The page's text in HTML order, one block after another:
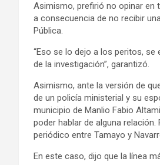
Asimismo, prefirió no opinar en
a consecuencia de no recibir
Pública.
“Eso se lo dejo a los peritos,
de la investigación”, garantizó.
Asimismo, ante la versión de
de un policía ministerial y su
municipio de Manlio Fabio
poder hablar de alguna
periódico entre Tamayo y
En este caso, dijo que la línea